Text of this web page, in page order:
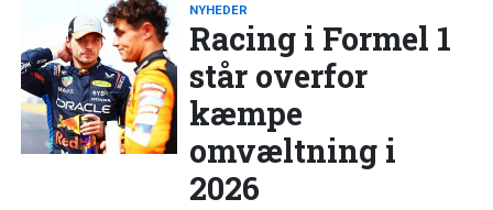
NYHEDER
Racing i Formel 1
står overfor
kæmpe
omvæltning i
2026